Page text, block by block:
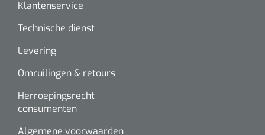
Klantenservice
Technische dienst
Levering
Omruilingen & retours
Herroepingsrecht
consumenten
Algemene voorwaarden